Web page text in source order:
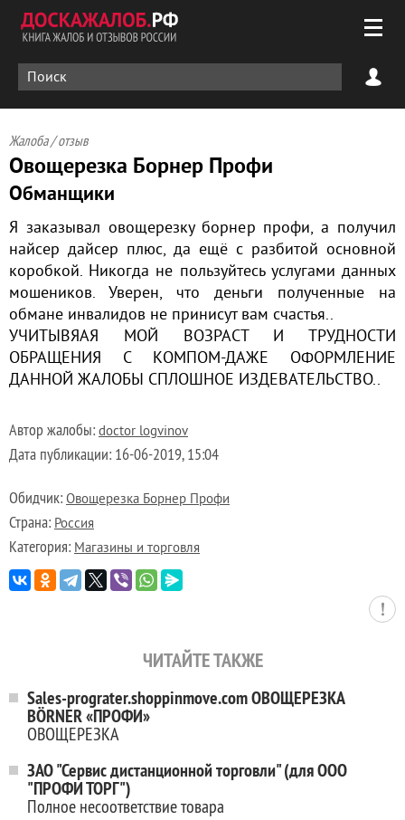
Жалоба / отзыв
Овощерезка Борнер Профи
Обманщики
Я заказывал овощерезку борнер профи, а получил
найсер дайсер плюс, да ещё с разбитой основной
коробкой. Никогда не пользуйтесь услугами данных
мошеников. Уверен, что деньги полученные на
обмане инвалидов не принисут вам счастья..
УЧИТЫВЯАЯ МОЙ ВОЗРАСТ И ТРУДНОСТИ
ОБРАЩЕНИЯ С КОМПОМ-ДАЖЕ ОФОРМЛЕНИЕ
ДАННОЙ ЖАЛОБЫ СПЛОШНОЕ ИЗДЕВАТЕЛЬСТВО..
Автор жалобы: doctor logvinov
Дата публикации: 16-06-2019, 15:04
Обидчик: Овощерезка Борнер Профи
Страна: Россия
Категория: Магазины и торговля
ЧИТАЙТЕ ТАКЖЕ
Sales-prograter.shoppinmove.com ОВОЩЕРЕЗКА
BÖRNER «ПРОФИ»
ОВОЩЕРЕЗКА
ЗАО "Сервис дистанционной торговли" (для ООО
"ПРОФИ ТОРГ")
Полное несоответствие товара